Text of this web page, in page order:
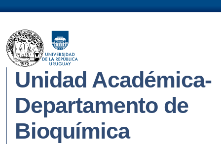
Unidad Académica-
Departamento de
Bioquímica